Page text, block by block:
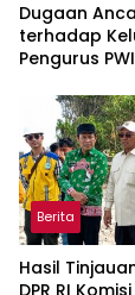
Dugaan
terhadap
Pengurus
Jurnalis
Berita
Hasil
DPR RI